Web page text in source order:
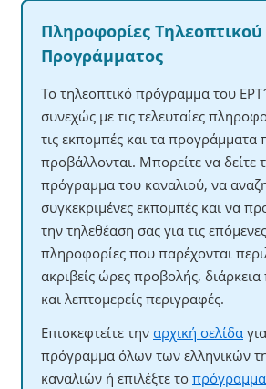
Πληροφορίες Τηλεοπτικού
Προγράμματος
Το τηλεοπτικό πρόγραμμα του
συνεχώς με τις τελευταίες
τις εκπομπές και τα προγράμματα
προβάλλονται. Μπορείτε να δείτε
πρόγραμμα του καναλιού, να
συγκεκριμένες εκπομπές και να
την τηλεθέαση σας για τις
πληροφορίες που παρέχονται
ακριβείς ώρες προβολής,
και λεπτομερείς περιγραφές.
Επισκεφτείτε την αρχική σελίδα
πρόγραμμα όλων των ελληνικών
καναλιών ή επιλέξτε το